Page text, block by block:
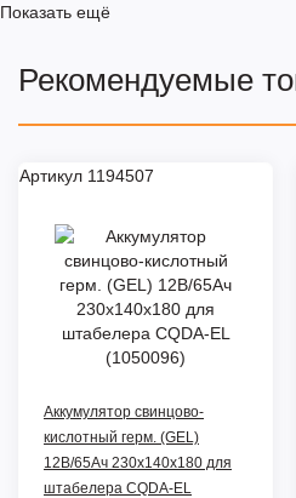
Показать ещё
Рекомендуемые
Артикул 1194507
Аккумулятор свинцово-
кислотный герм. (GEL)
12В/65Ач 230х140х180 для
штабелера CQDA-EL